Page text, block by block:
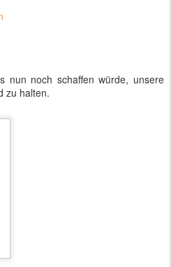
nun noch schaffen würde, unsere
zu halten.